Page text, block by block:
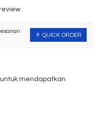
QUICK ORDER
mendapatkan